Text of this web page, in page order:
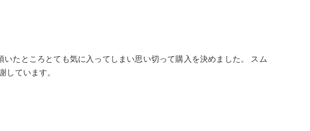
たところとても気に入ってしまい思い切って購入を決めました。 スム
しています。